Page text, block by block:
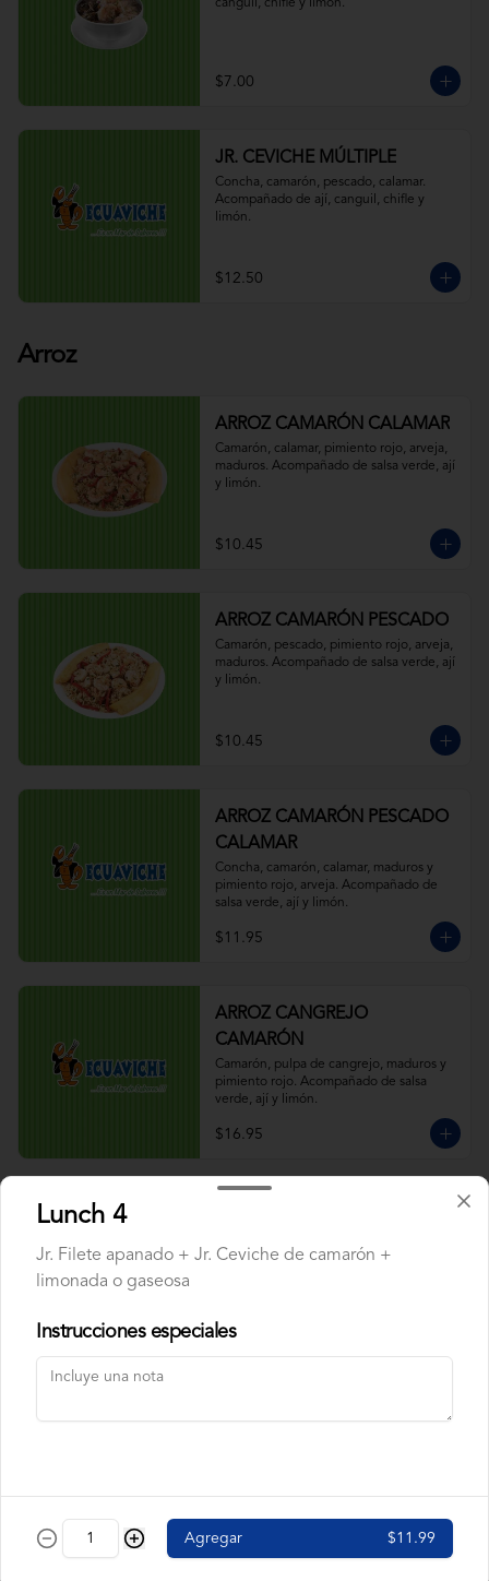
canguil, chifle y limón.
$7.00
JR. CEVICHE MÚLTIPLE
Concha, camarón, pescado, calamar.
Acompañado de ají, canguil, chifle y
limón.
$12.50
Arroz
ARROZ CAMARÓN CALAMAR
Camarón, calamar, pimiento rojo, arveja,
maduros. Acompañado de salsa verde, ají
y limón.
$10.45
ARROZ CAMARÓN PESCADO
Camarón, pescado, pimiento rojo, arveja,
maduros. Acompañado de salsa verde, ají
y limón.
$10.45
ARROZ CAMARÓN PESCADO
CALAMAR
Concha, camarón, calamar, maduros y
pimiento rojo, arveja. Acompañado de
salsa verde, ají y limón.
$11.95
ARROZ CANGREJO
CAMARÓN
Camarón, pulpa de cangrejo, maduros y
pimiento rojo. Acompañado de salsa
verde, ají y limón.
$16.95
Acompañado de salsa verde, ají y limón.
$9.95
Lunch 4
Jr. Filete apanado + Jr. Ceviche de camarón +
limonada o gaseosa
Instrucciones especiales
Agregar $11.99